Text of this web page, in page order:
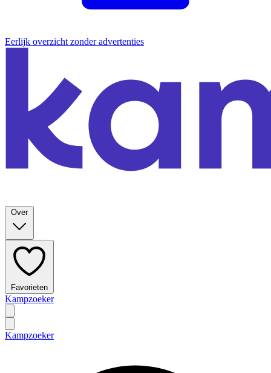
Eerlijk overzicht zonder advertenties
Over
Favorieten
Kampzoeker
Kampzoeker